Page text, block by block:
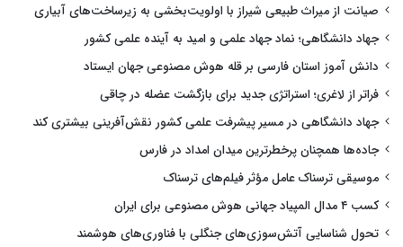
صیانت از میراث طبیعی شیراز با اولویت‌بخشی به زیرساخت‌های آبیاری
جهاد دانشگاهی؛ نماد جهاد علمی و امید به آینده علمی کشور
دانش آموز استان فارسی بر قله هوش مصنوعی جهان ایستاد
فراتر از لاغری؛ استراتژی جدید برای بازگشت عضله در چاقی
جهاد دانشگاهی در مسیر پیشرفت علمی کشور نقش‌آفرینی بیشتری کند
جاده‌ها همچنان پرخطرترین میدان امداد در فارس
موسیقی ترسناک عامل مؤثر فیلم‌های ترسناک
کسب ۴ مدال المپیاد جهانی هوش مصنوعی برای ایران
تحول شناسایی آتش‌سوزی‌های جنگلی با فناوری‌های هوشمند